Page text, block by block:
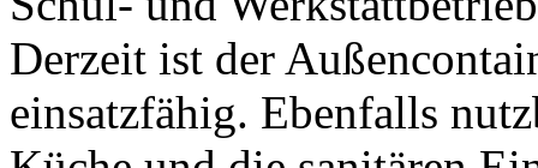
Derzeit ist der
einsatzfähig. Ebenfalls